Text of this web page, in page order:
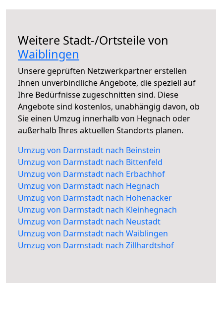
Weitere Stadt-/Ortsteile von
Waiblingen
Unsere geprüften Netzwerkpartner erstellen
Ihnen unverbindliche Angebote, die speziell auf
Ihre Bedürfnisse zugeschnitten sind. Diese
Angebote sind kostenlos, unabhängig davon, ob
Sie einen Umzug innerhalb von Hegnach oder
außerhalb Ihres aktuellen Standorts planen.
Umzug von Darmstadt nach Beinstein
Umzug von Darmstadt nach Bittenfeld
Umzug von Darmstadt nach Erbachhof
Umzug von Darmstadt nach Hegnach
Umzug von Darmstadt nach Hohenacker
Umzug von Darmstadt nach Kleinhegnach
Umzug von Darmstadt nach Neustadt
Umzug von Darmstadt nach Waiblingen
Umzug von Darmstadt nach Zillhardtshof